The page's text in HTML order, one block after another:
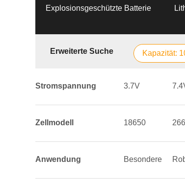
Explosionsgeschützte Batterie
Erweiterte Suche Kapazität:
Stromspannung 3.7V
Zellmodell 18650
Anwendung Besondere